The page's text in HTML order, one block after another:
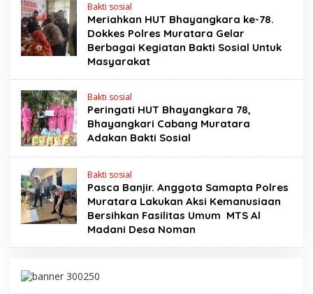
Bakti sosial
Meriahkan HUT Bhayangkara ke-78.
Dokkes Polres Muratara Gelar
Berbagai Kegiatan Bakti Sosial Untuk
Masyarakat
Bakti sosial
Peringati HUT Bhayangkara 78,
Bhayangkari Cabang Muratara
Adakan Bakti Sosial
Bakti sosial
Pasca Banjir. Anggota Samapta Polres
Muratara Lakukan Aksi Kemanusiaan
Bersihkan Fasilitas Umum MTS Al
Madani Desa Noman